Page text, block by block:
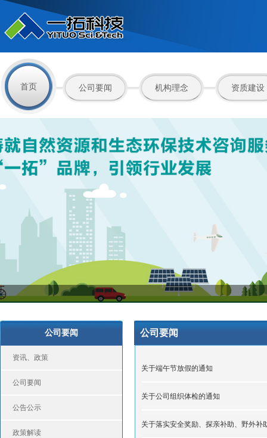
首页 公司要闻 机构理念 资质建设
公司要闻
资讯、政策
公司要闻
公告公示
政策解读
公司要闻
关于端午节放假的通知
关于公司组织体检的通知
关于落实安全奖励、探亲补助、野外补